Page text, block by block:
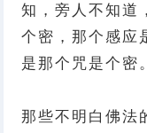
知，旁人不知道
个密，那个感应
是那个咒是个密
那些不明白佛法